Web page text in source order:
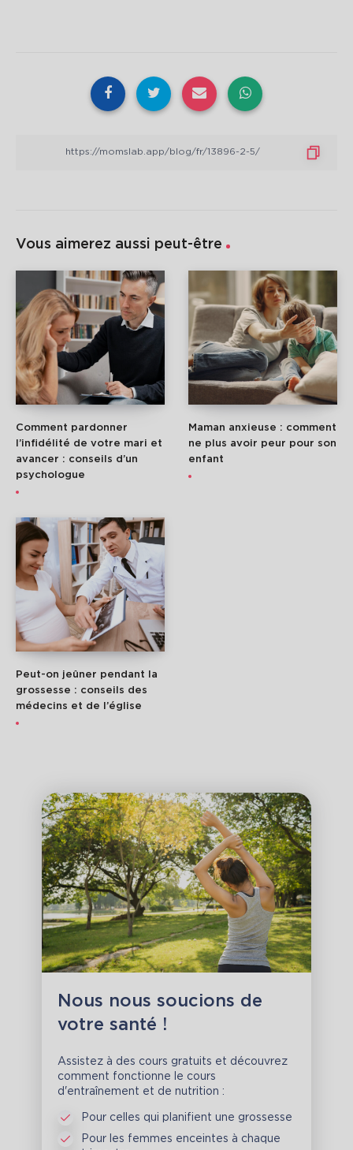
Vous aimerez aussi peut-être
Comment pardonner
l’infidélité de votre mari et
avancer : conseils d’un
psychologue
Maman anxieuse : comment
ne plus avoir peur pour son
enfant
Peut-on jeûner pendant la
grossesse : conseils des
médecins et de l’église
Nous nous soucions de
votre santé !
Assistez à des cours gratuits et découvrez
comment fonctionne le cours
d'entraînement et de nutrition :
Pour celles qui planifient une grossesse
Pour les femmes enceintes à chaque